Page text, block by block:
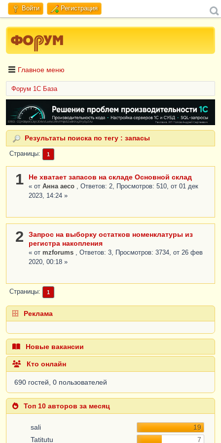
Войти Регистрация
Главное меню
Форум 1C База
ERID: CQH36pWzJqVJD4xVLsnhcU4hVPNjkBZe8KKxjJiYySyZAz
Результаты поиска по тегу : запасы
Страницы 1
1 Не хватает запасов на складе Основной склад
« от Анна aeco
, Ответов: 2, Просмотров: 510, от 01 дек
2023, 14:24 »
2
Запрос на выборку остатков номенклатуры из
регистра накопления
« от mzforums
, Ответов: 3, Просмотров: 3734, от 26 фев
2020, 00:18 »
Страницы 1
Реклама
Новые вакансии
Кто онлайн
690 гостей, 0 пользователей
Топ 10 авторов за месяц
19
Tatitutu
7